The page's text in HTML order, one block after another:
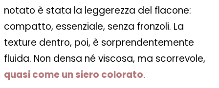
notato è stata la leggerezza del flacone:
compatto, essenziale, senza fronzoli. La
texture dentro, poi, è sorprendentemente
fluida. Non densa né viscosa, ma scorrevole,
quasi come un siero colorato.